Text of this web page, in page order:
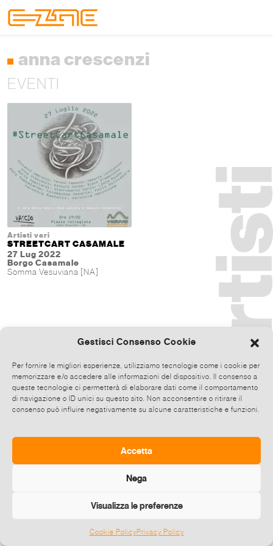
Gestisci Consenso Cookie
Per fornire le migliori esperienze, utilizziamo tecnologie come i cookie per
memorizzare e/o accedere alle informazioni del dispositivo. Il consenso a
queste tecnologie ci permetterà di elaborare dati come il comportamento
di navigazione o ID unici su questo sito. Non acconsentire o ritirare il
consenso può influire negativamente su alcune caratteristiche e funzioni.
Accetta
Nega
Visualizza le preferenze
Cookie PolicyPrivacy Policy
anna crescenzi
EVENTI
Artisti vari
STREETCART CASAMALE
27 Lug 2022
Borgo Casamale
Somma Vesuviana [NA]
©2026 E-zine